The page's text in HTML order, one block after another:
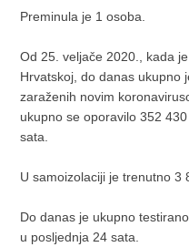
Preminula je 1 osoba.
Od 25. veljače 2020., kada
Hrvatskoj, do danas ukupno
zaraženih novim
ukupno se oporavilo 352
sata.
U samoizolaciji je trenutno 3
Do danas je ukupno
u posljednja 24 sata.